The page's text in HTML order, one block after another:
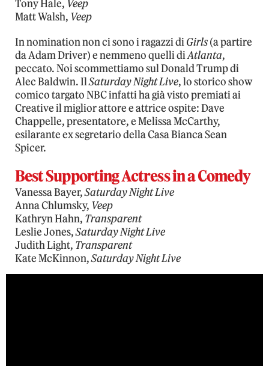
Tony Hale, Veep
Matt Walsh, Veep
In nomination non ci sono i ragazzi diGirls(a partire
da Adam Driver) e nemmeno quelli diAtlanta,
peccato. Noi scommettiamo sul Donald Trump di
Alec Baldwin. IlSaturday Night Live, lo storico show
comico targato NBC infatti ha già visto premiati ai
Creative il miglior attore e attrice ospite: Dave
Chappelle, presentatore, e Melissa McCarthy,
esilarante ex segretario della Casa Bianca Sean
Spicer.
Best Supporting Actress in a Comedy
Vanessa Bayer,Saturday Night Live
Anna Chlumsky, Veep
Kathryn Hahn, Transparent
Leslie Jones,Saturday Night Live
Judith Light, Transparent
Kate McKinnon,Saturday Night Live